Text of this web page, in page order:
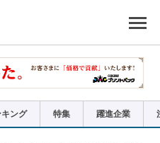
キング 特集 躍進企業